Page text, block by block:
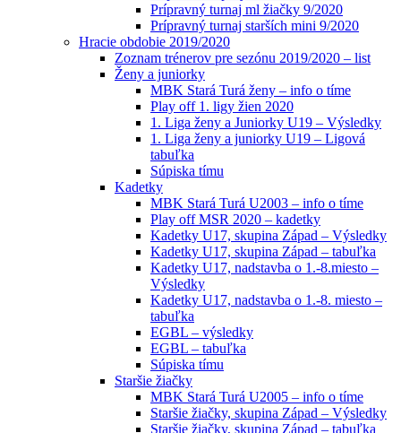
Prípravný turnaj ml žiačky 9/2020
Prípravný turnaj starších mini 9/2020
Hracie obdobie 2019/2020
Zoznam trénerov pre sezónu 2019/2020 – list
Ženy a juniorky
MBK Stará Turá ženy – info o tíme
Play off 1. ligy žien 2020
1. Liga ženy a Juniorky U19 – Výsledky
1. Liga ženy a juniorky U19 – Ligová
tabuľka
Súpiska tímu
Kadetky
MBK Stará Turá U2003 – info o tíme
Play off MSR 2020 – kadetky
Kadetky U17, skupina Západ – Výsledky
Kadetky U17, skupina Západ – tabuľka
Kadetky U17, nadstavba o 1.-8.miesto –
Výsledky
Kadetky U17, nadstavba o 1.-8. miesto –
tabuľka
EGBL – výsledky
EGBL – tabuľka
Súpiska tímu
Staršie žiačky
MBK Stará Turá U2005 – info o tíme
Staršie žiačky, skupina Západ – Výsledky
Staršie žiačky, skupina Západ – tabuľka